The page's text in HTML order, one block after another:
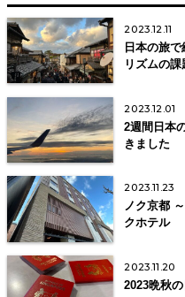
2023.12.11
日本の旅
リズムの課
2023.12.01
2週間日本
きました
2023.11.23
ノク京都
クホテル
2023.11.20
2023晩秋